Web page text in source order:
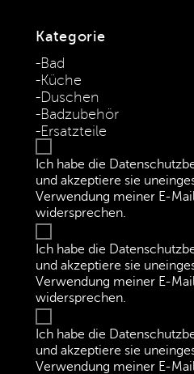
Kategorie
Bad
Küche
Duschen
Badzubehör
Ersatzteile
Ich habe die
und akzeptiere sie
Verwendung meiner E-
widersprechen.
Ich habe die
und akzeptiere sie
Verwendung meiner E-
widersprechen.
Ich habe die
und akzeptiere sie
Verwendung meiner E-